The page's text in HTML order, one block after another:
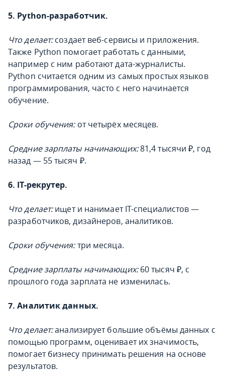
5. Python-разработчик.
Что делает:создает веб-сервисы и приложения.
Также Python помогает работать с данными,
например с ним работают дата-журналисты.
Python считается одним из самых простых языков
программирования, часто с него начинается
обучение.
Сроки обучения: от четырёх месяцев.
Средние зарплаты начинающих:81,4 тысячи ₽, год
назад — 55 тысяч ₽.
6. IT-рекрутер.
Что делает:ищет и нанимает IT-специалистов —
разработчиков, дизайнеров, аналитиков.
Сроки обучения:три месяца.
Средние зарплаты начинающих:60 тысяч ₽, с
прошлого года зарплата не изменилась.
7. Аналитик данных.
Что делает:анализирует большие объёмы данных с
помощью программ, оценивает их значимость,
помогает бизнесу принимать решения на основе
результатов.